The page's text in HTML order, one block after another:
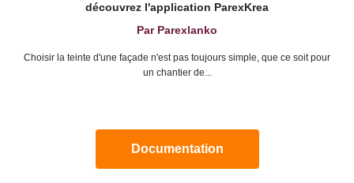
découvrez l'application ParexKrea
Par Parexlanko
Choisir la teinte d'une façade n'est pas toujours simple, que ce soit pour
un chantier de...
Documentation